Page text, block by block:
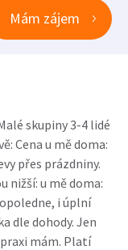
Mám zájem
skupiny 3-4 lidé
Cena u mě doma:
přes prázdniny.
nižší: u mě doma:
i úplní
dle dohody. Jen
mám. Platí